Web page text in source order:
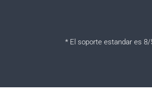
* El soporte estandar es